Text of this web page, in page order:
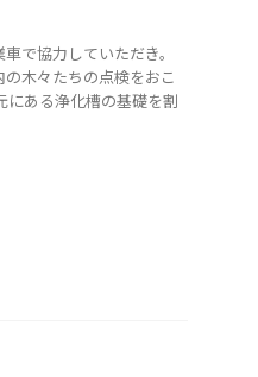
で協力していただき。
木々たちの点検をおこ
にある浄化槽の基礎を割